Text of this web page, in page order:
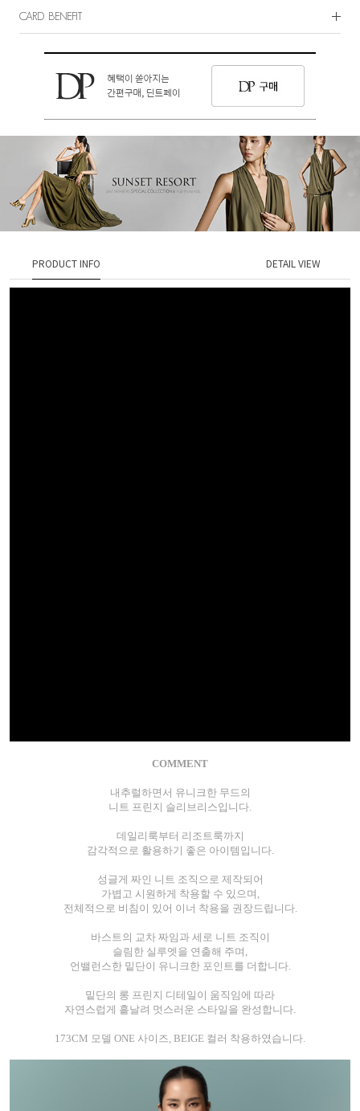
CARD BENEFIT
PRODUCT INFO DETAIL VIEW
COMMENT
내추럴하면서 유니크한 무드의
니트 프린지 슬리브리스입니다.
데일리룩부터 리조트룩까지
감각적으로 활용하기 좋은 아이템입니다.
성글게 짜인 니트 조직으로 제작되어
가볍고 시원하게 착용할 수 있으며,
전체적으로 비침이 있어 이너 착용을 권장드립니다.
바스트의 교차 짜임과 세로 니트 조직이
슬림한 실루엣을 연출해 주며,
언밸런스한 밑단이 유니크한 포인트를 더합니다.
밑단의 롱 프린지 디테일이 움직임에 따라
자연스럽게 흩날려 멋스러운 스타일을 완성합니다.
173CM 모델 ONE 사이즈, BEIGE 컬러 착용하였습니다.